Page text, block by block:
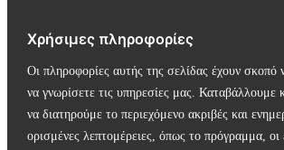
Χρήσιμες πληροφορίες
Οι πληροφορίες αυτής της σελίδας έχουν
να γνωρίσετε τις υπηρεσίες μας. Καταβάλλουμε
να διατηρούμε το περιεχόμενο ακριβές και
ορισμένες λεπτομέρειες, όπως το πρόγραμμα, οι